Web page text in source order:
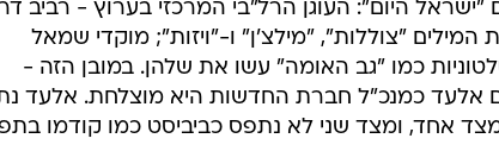
חשוב להבין. לא מעט גורמים בחדשות 13 מתארים את פרישתם של גל והורדת תוכניתה
דווקא המהפכה המשפטית הזרימה דם לפניה
לוחמני נגד המהפכה. אותם גורמים לא לבד, שברקע עוד